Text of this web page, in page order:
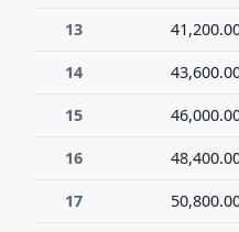
13
14
15
16
17